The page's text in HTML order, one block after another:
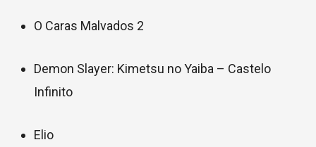
O Caras Malvados 2
Demon Slayer: Kimetsu no Yaiba – Castelo
Infinito
Elio